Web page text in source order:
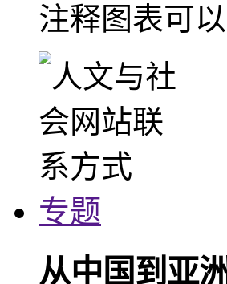
注释图表可
专题
从中国到亚